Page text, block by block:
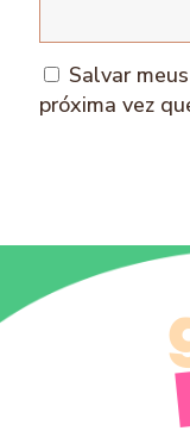
Salvar
próxima vez